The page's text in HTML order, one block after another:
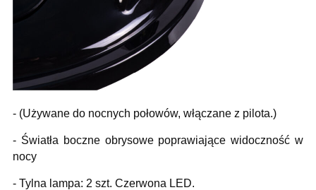
- (Używane do nocnych połowów, włączane z pilota.)
- Światła boczne obrysowe poprawiające widoczność w
nocy
- Tylna lampa: 2 szt. Czerwona LED.